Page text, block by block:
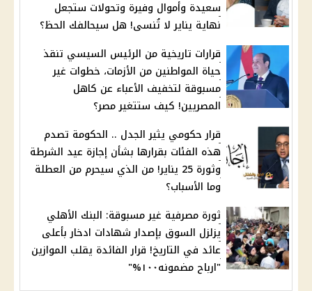
سعيدة وأموال وفيرة وتحولات ستجعل
نهاية يناير لا تُنسى! هل سيحالفك الحظ؟
قرارات تاريخية من الرئيس السيسي تنقذ
حياة المواطنين من الأزمات، خطوات غير
مسبوقة لتخفيف الأعباء عن كاهل
المصريين! كيف ستتغير مصر؟
قرار حكومي يثير الجدل .. الحكومة تصدم
هذه الفئات بقرارها بشأن إجازة عيد الشرطة
وثورة 25 يناير! من الذي سيحرم من العطلة
وما الأسباب؟
ثورة مصرفية غير مسبوقة: البنك الأهلي
يزلزل السوق بإصدار شهادات ادخار بأعلى
عائد في التاريخ! قرار الفائدة يقلب الموازين
"ارباح مضمونه١٠٠%"